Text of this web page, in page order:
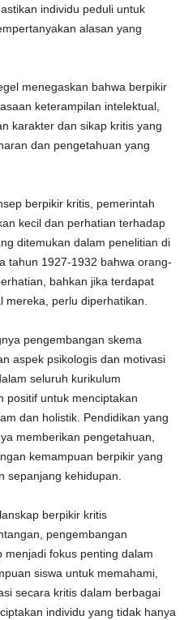
individu peduli untuk
alasan yang
menegaskan bahwa berpikir
keterampilan intelektual,
karakter dan sikap kritis yang
dan pengetahuan yang
berpikir kritis, pemerintah
kecil dan perhatian terhadap
ditemukan dalam penelitian di
tahun 1927-1932 bahwa orang-
bahkan jika terdapat
mereka, perlu diperhatikan.
pengembangan skema
aspek psikologis dan motivasi
seluruh kurikulum
positif untuk menciptakan
dan holistik. Pendidikan yang
memberikan pengetahuan,
kemampuan berpikir yang
sepanjang kehidupan.
berpikir kritis
pengembangan
menjadi fokus penting dalam
siswa untuk memahami,
secara kritis dalam berbagai
individu yang tidak hanya